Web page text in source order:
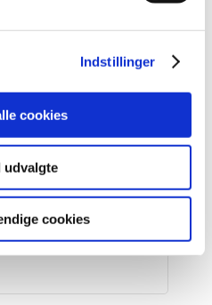
Indstillinger
cookies
udvalgte
cookies